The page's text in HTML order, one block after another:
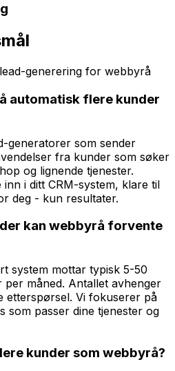
lead-generering for webbyrå
automatisk flere kunder
generatorer som sender
fra kunder som søker
og lignende tjenester.
i ditt CRM-system, klare til
deg - kun resultater.
kan webbyrå forvente
system mottar typisk 5-50
per måned. Antallet avhenger
etterspørsel. Vi fokuserer på
som passer dine tjenester og
kunder som webbyrå?